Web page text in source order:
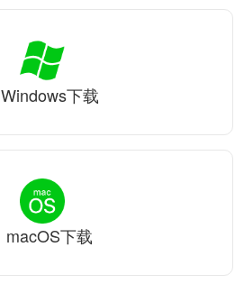
Windows下载
macOS下载